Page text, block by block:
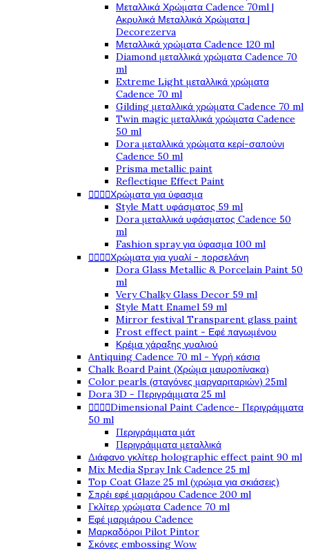
Μεταλλικά Χρώματα Cadence 70ml |
Ακρυλικά Μεταλλικά Χρώματα |
Decorezerva
Μεταλλικά χρώματα Cadence 120 ml
Diamond μεταλλικά χρώματα Cadence 70
ml
Extreme Light μεταλλικά χρώματα
Cadence 70 ml
Gilding μεταλλικά χρώματα Cadence 70 ml
Twin magic μεταλλικά χρώματα Cadence
50 ml
Dora μεταλλικά χρώματα κερί-σαπούνι
Cadence 50 ml
Prisma metallic paint
Reflectique Effect Paint
Χρώματα για ύφασμα
Style Matt υφάσματος 59 ml
Dora μεταλλικά υφάσματος Cadence 50
ml
Fashion spray για ύφασμα 100 ml
Χρώματα για γυαλί - πορσελάνη
Dora Glass Metallic & Porcelain Paint 50
ml
Very Chalky Glass Decor 59 ml
Style Matt Enamel 59 ml
Mirror festival Transparent glass paint
Frost effect paint - Εφέ παγωμένου
Κρέμα χάραξης γυαλιού
Antiquing Cadence 70 ml - Υγρή κάσια
Chalk Board Paint (Χρώμα μαυροπίνακα)
Color pearls (σταγόνες μαργαριταριών) 25ml
Dora 3D - Περιγράμματα 25 ml
Dimensional Paint Cadence- Περιγράμματα
50 ml
Περιγράμματα μάτ
Περιγράμματα μεταλλικά
Διάφανο γκλίτερ holographic effect paint 90 ml
Mix Media Spray Ink Cadence 25 ml
Top Coat Glaze 25 ml (χρώμα για σκιάσεις)
Σπρέι εφέ μαρμάρου Cadence 200 ml
Γκλίτερ χρώματα Cadence 70 ml
Εφέ μαρμάρου Cadence
Μαρκαδόροι Pilot Pintor
Σκόνες embossing Wow